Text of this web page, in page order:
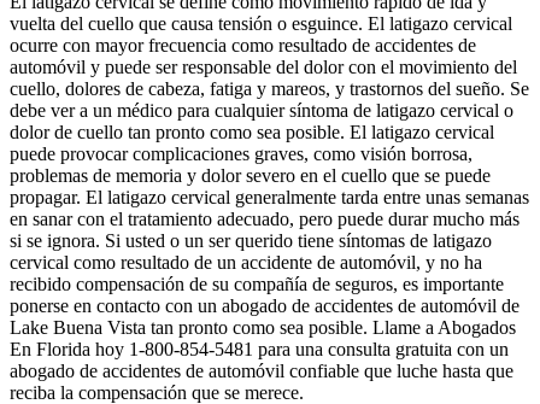
vuelta del cuello que causa tensión o esguince. El latigazo cervical
ocurre con mayor frecuencia como resultado de accidentes de
automóvil y puede ser responsable del dolor con el movimiento del
cuello, dolores de cabeza, fatiga y mareos, y trastornos del sueño. Se
debe ver a un médico para cualquier síntoma de latigazo cervical o
dolor de cuello tan pronto como sea posible. El latigazo cervical
puede provocar complicaciones graves, como visión borrosa,
problemas de memoria y dolor severo en el cuello que se puede
propagar. El latigazo cervical generalmente tarda entre unas semanas
en sanar con el tratamiento adecuado, pero puede durar mucho más
si se ignora. Si usted o un ser querido tiene síntomas de latigazo
cervical como resultado de un accidente de automóvil, y no ha
recibido compensación de su compañía de seguros, es importante
ponerse en contacto con un abogado de accidentes de automóvil de
Lake Buena Vista tan pronto como sea posible. Llame a Abogados
En Florida hoy 1-800-854-5481 para una consulta gratuita con un
abogado de accidentes de automóvil confiable que luche hasta que
reciba la compensación que se merece.